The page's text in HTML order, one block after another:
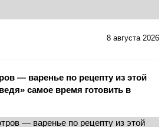
8 августа 2026
— варенье по рецепту из этой
самое время готовить в